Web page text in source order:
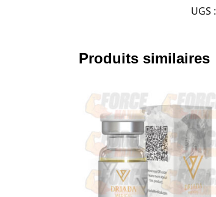
UGS :
Produits similaires